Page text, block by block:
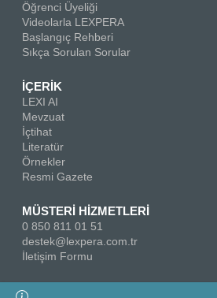
Öğrenci Üyeliği
Videolarla LEXPERA
Başlangıç Rehberi
Sıkça Sorulan Sorular
İÇERİK
LEXI AI
Mevzuat
İçtihat
Literatür
Örnekler
Resmi Gazete
MÜSTERİ HİZMETLERİ
0 850 811 01 51
destek@lexpera.com.tr
İletişim Formu
Bizi Takip Edin